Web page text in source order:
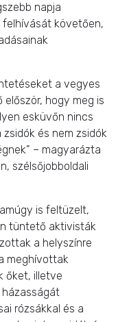
napja
felhívását követően,
a vegyes
hogy meg is
esküvőn nincs
zsidók és nem zsidók
– magyarázta
szélsőjobboldali
is feltüzelt,
tüntető aktivisták
a helyszínre
meghívottak
őket, illetve
rózsákkal és a